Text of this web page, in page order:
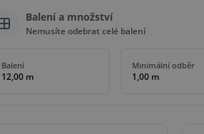
Balení a množství
Nemusíte odebrat celé balení
Balení
12,00 m
Minimální odběr
1,00 m